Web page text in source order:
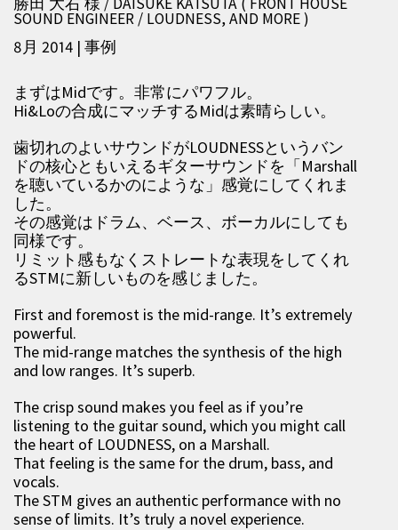
SOUND ENGINEER / LOUDNESS, AND MORE )
8月 2014 | 事例
まずはMidです。非常にパワフル。
Hi&Loの合成にマッチするMidは素晴らしい。
歯切れのよいサウンドがLOUDNESSというバン
ドの核心ともいえるギターサウンドを「Marshall
を聴いているかのにような」感覚にしてくれま
した。
その感覚はドラム、ベース、ボーカルにしても
同様です。
リミット感もなくストレートな表現をしてくれ
るSTMに新しいものを感じました。
First and foremost is the mid-range. It’s extremely
powerful.
The mid-range matches the synthesis of the high
and low ranges. It’s superb.
The crisp sound makes you feel as if you’re
listening to the guitar sound, which you might call
the heart of LOUDNESS, on a Marshall.
That feeling is the same for the drum, bass, and
vocals.
The STM gives an authentic performance with no
sense of limits. It’s truly a novel experience.